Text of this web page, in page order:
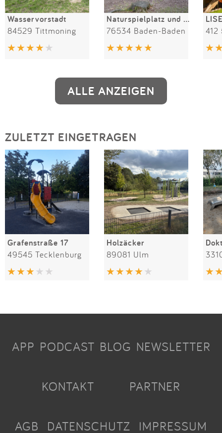
Wasservorstadt
84529 Tittmoning
Naturspielplatz und Grillplatz Scherrhof
76534 Baden-Baden 412
ALLE ANZEIGEN
ZULETZT EINGETRAGEN
Grafenstraße 17
49545 Tecklenburg
Holzäcker
89081 Ulm
APP PODCAST BLOG NEWSLETTER
KONTAKT PARTNER
AGB DATENSCHUTZ IMPRESSUM